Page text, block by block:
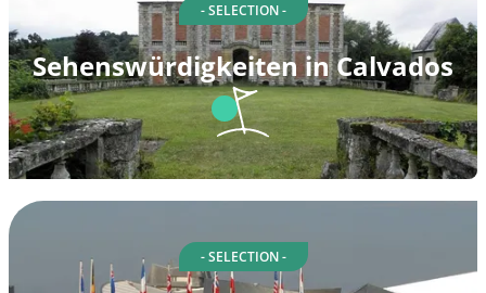
- SELECTION -
Sehenswürdigkeiten in Calvados
- SELECTION -